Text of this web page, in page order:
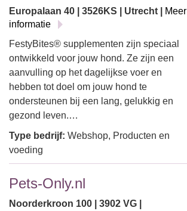
Europalaan 40 | 3526KS | Utrecht |
Meer
informatie
FestyBites® supplementen zijn speciaal
ontwikkeld voor jouw hond. Ze zijn een
aanvulling op het dagelijkse voer en
hebben tot doel om jouw hond te
ondersteunen bij een lang, gelukkig en
gezond leven.…
Type bedrijf: Webshop, Producten en
voeding
Pets-Only.nl
Noorderkroon 100 | 3902 VG |